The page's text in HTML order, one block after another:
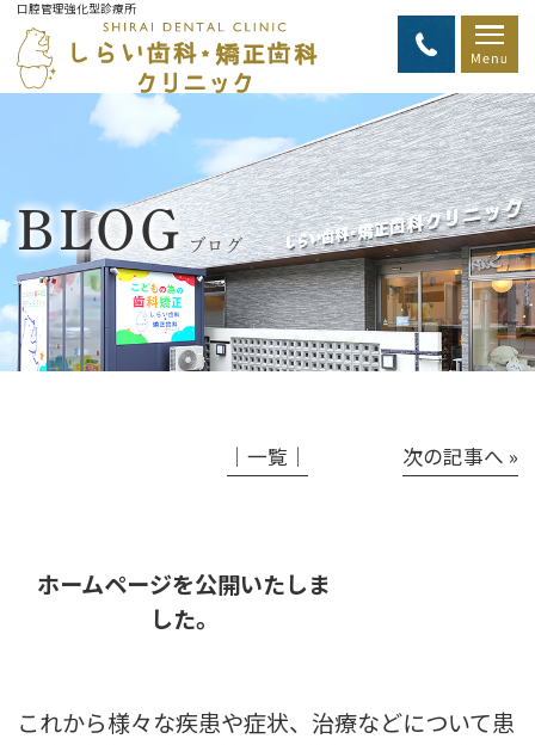
口腔管理強化型診療所
BLOG ブログ
│一覧│ 次の記事へ »
ホームページを公開いたしま
した。
これから様々な疾患や症状、治療などについて患